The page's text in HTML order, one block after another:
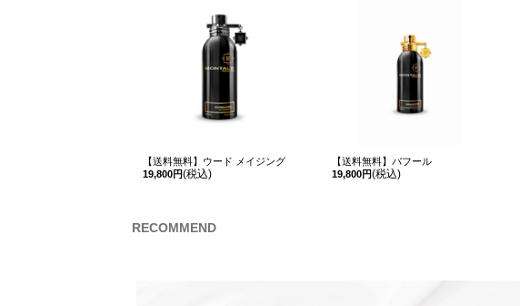
【送料無料】ウード メイジング
19,800円(税込)
【送料無料】バフール
19,800円(税込)
RECOMMEND